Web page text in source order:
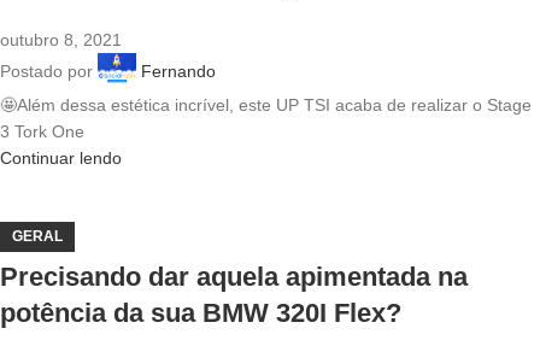
outubro 8, 2021
Postado por
Fernando
🤩Além dessa estética incrível, este UP TSI acaba de realizar o Stage
3 Tork One
Continuar lendo
GERAL
Precisando dar aquela apimentada na
potência da sua BMW 320I Flex?